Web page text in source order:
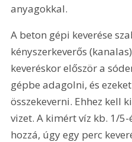
anyagokkal.
A beton gépi keverése
kényszerkeverős
keveréskor először a
gépbe adagolni, és
összekeverni. Ehhez kell
vizet. A kimért víz kb. 1/
hozzá, úgy egy perc